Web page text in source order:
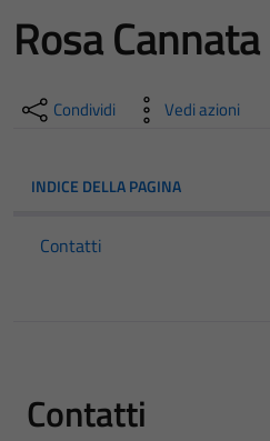
Rosa Cannata
Condividi Vedi azioni
INDICE DELLA PAGINA
Contatti
Contatti